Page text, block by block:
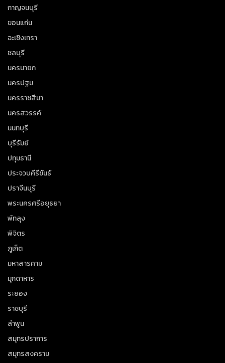
กาญจนบุรี
ขอนแก่น
ฉะเชิงเทรา
ชลบุรี
นครนายก
นครปฐม
นครราชสีมา
นครสวรรค์
นนทบุรี
บุรีรัมย์
ปทุมธานี
ประจวบคีรีขันธ์
ปราจีนบุรี
พระนครศรีอยุธยา
พัทลุง
พิจิตร
ภูเก็ต
มหาสารคาม
มุกดาหาร
ระยอง
ราชบุรี
ลำพูน
สมุทรปราการ
สมุทรสงคราม